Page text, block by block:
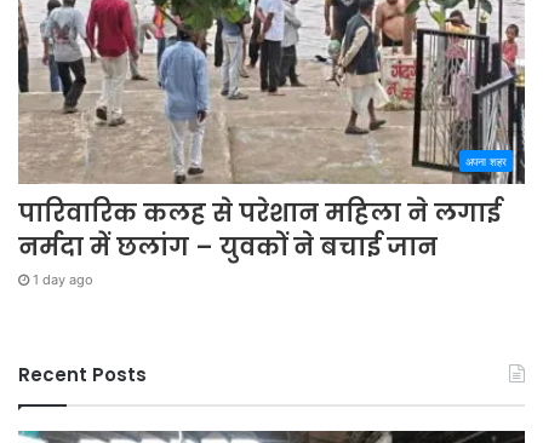
अपना शहर
पारिवारिक कलह से परेशान महिला ने लगाई
नर्मदा में छलांग – युवकों ने बचाई जान
1 day ago
Recent Posts